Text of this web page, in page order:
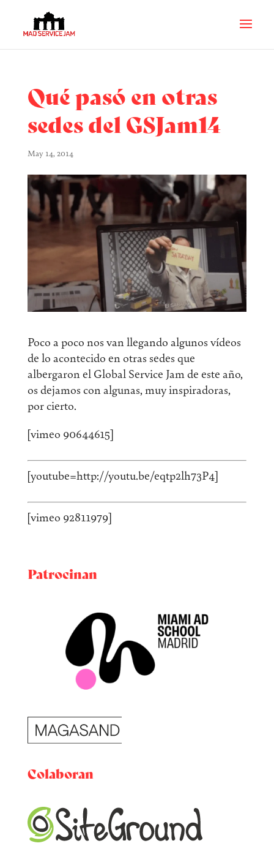
Qué pasó en otras
sedes del GSJam14
May 14, 2014
Poco a poco nos van llegando algunos vídeos
de lo acontecido en otras sedes que
albergaron el Global Service Jam de este año,
os dejamos con algunas, muy inspiradoras,
por cierto.
[vimeo 90644615]
[youtube=http://youtu.be/eqtp2lh73P4]
[vimeo 92811979]
Patrocinan
Colaboran